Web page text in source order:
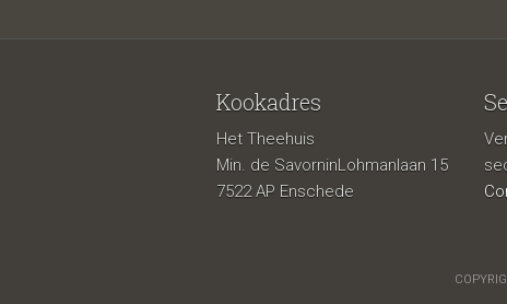
Kookadres
Het Theehuis
Min. de SavorninLohmanlaan 15
7522 AP Enschede